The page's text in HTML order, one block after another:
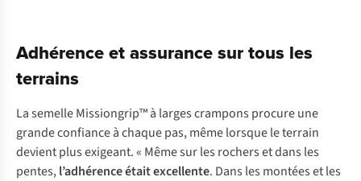
Adhérence et assurance sur tous les
terrains
La semelle Missiongrip™ à larges crampons procure une
grande confiance à chaque pas, même lorsque le terrain
devient plus exigeant. « Même sur les rochers et dans les
pentes,l’adhérence était excellente. Dans les montées et les